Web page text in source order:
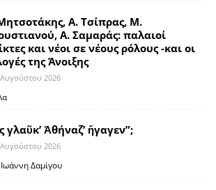
Α. Τσίπρας, Μ.
Α. Σαμαράς: παλαιοί
και νέοι σε νέους ρόλους -και οι
της Άνοιξης
2026
γλαῦκ’ Ἀθήναζ’ ἤγαγεν”;
2026
Δαμίγου